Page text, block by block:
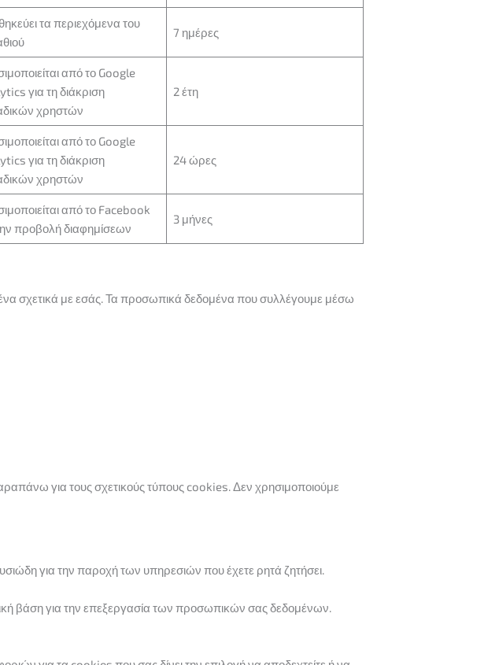
τα περιεχόμενα του
7 ημέρες
από το Google
για τη διάκριση
χρηστών
2 έτη
από το Google
για τη διάκριση
χρηστών
24 ώρες
από το Facebook
προβολή διαφημίσεων
3 μήνες
σχετικά με εσάς. Τα προσωπικά δεδομένα που συλλέγουμε μέσω
για τους σχετικούς τύπους cookies. Δεν χρησιμοποιούμε
για την παροχή των υπηρεσιών που έχετε ρητά ζητήσει.
βάση για την επεξεργασία των προσωπικών σας δεδομένων.